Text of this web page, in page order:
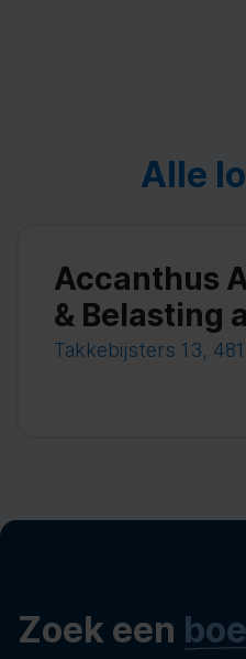
Alle
Accanthus
& Belasting
Takkebijsters 13,
Zoek een